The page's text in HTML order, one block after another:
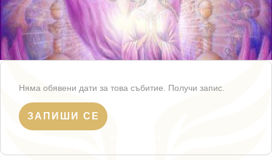
Няма обявени дати за това събитие. Получи запис.
ЗАПИШИ СЕ